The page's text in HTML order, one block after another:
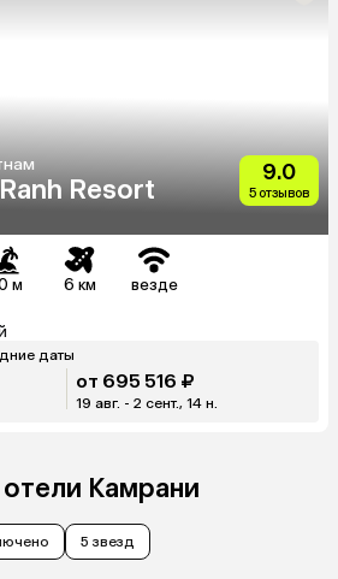
Resort
9.0
5 отзывов
м 6 км везде
даты
от 695 516 ₽
19 авг. - 2 сент., 14 н.
Камрани
5 звезд